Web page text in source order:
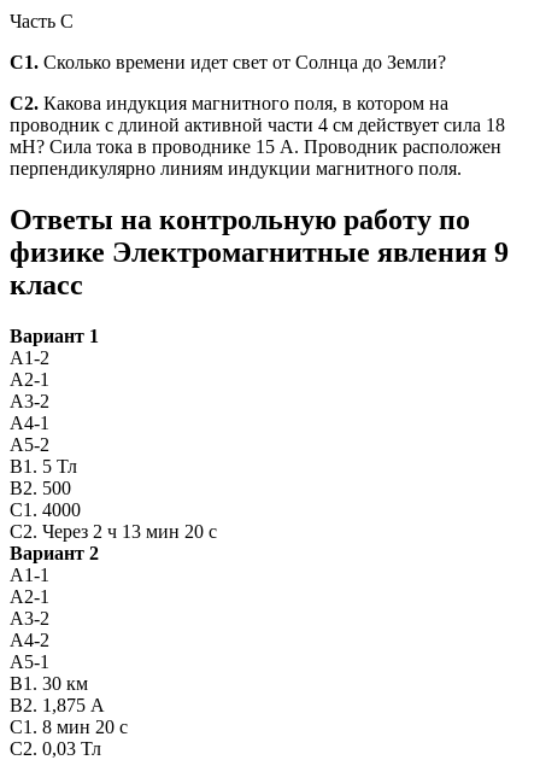
Часть С
С1. Сколько времени идет свет от Солнца до Земли?
С2. Какова индукция магнитного поля, в котором на
проводник с длиной активной части 4 см действует сила 18
мН? Сила тока в проводнике 15 А. Проводник расположен
перпендикулярно линиям индукции магнитного поля.
Ответы на контрольную работу по
физике Электромагнитные явления 9
класс
Вариант 1
А1-2
А2-1
А3-2
А4-1
А5-2
В1. 5 Тл
В2. 500
С1. 4000
С2. Через 2 ч 13 мин 20 с
Вариант 2
А1-1
А2-1
А3-2
А4-2
А5-1
В1. 30 км
В2. 1,875 А
С1. 8 мин 20 с
С2. 0,03 Тл